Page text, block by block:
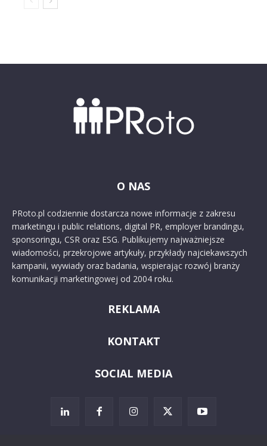
O NAS
PRoto.pl codziennie dostarcza nowe informacje z zakresu
marketingu i public relations, digital PR, employer brandingu,
sponsoringu, CSR oraz ESG. Publikujemy najważniejsze
wiadomości, przekrojowe artykuły, przykłady najciekawszych
kampanii, wywiady oraz badania, wspierając rozwój branży
komunikacji marketingowej od 2004 roku.
REKLAMA
KONTAKT
SOCIAL MEDIA